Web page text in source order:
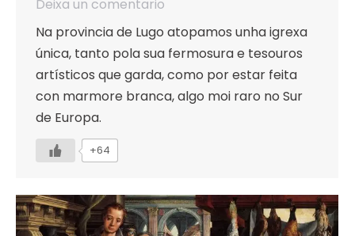
Deixa un comentario
Na provincia de Lugo atopamos unha igrexa
única, tanto pola sua fermosura e tesouros
artísticos que garda, como por estar feita
con marmore branca, algo moi raro no Sur
de Europa.
+64